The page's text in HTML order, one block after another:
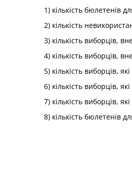
1) кількість бюлетенів
2) кількість
3) кількість виборців,
4) кількість виборців,
5) кількість виборців,
6) кількість виборців,
7) кількість виборців,
8) кількість бюлетенів